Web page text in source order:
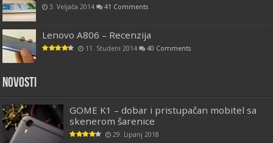
3. Veljača 2014 41 Comments
Lenovo A806 – Recenzija
11. Studeni 2014 40 Comments
Novosti
GOME K1 – dobar i pristupačan mobitel sa
skenerom šarenice
29. Lipanj 2018